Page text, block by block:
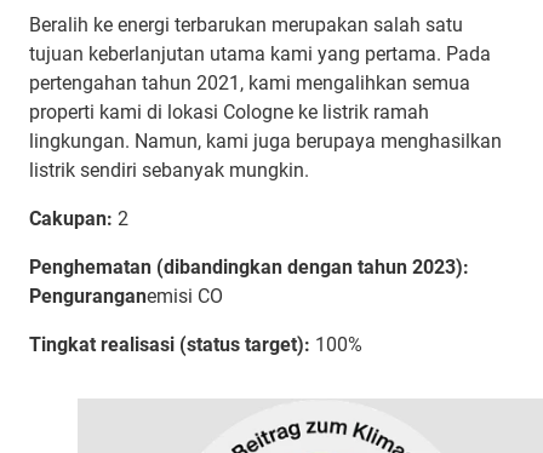
Beralih ke energi terbarukan merupakan salah satu
tujuan keberlanjutan utama kami yang pertama. Pada
pertengahan tahun 2021, kami mengalihkan semua
properti kami di lokasi Cologne ke listrik ramah
lingkungan. Namun, kami juga berupaya menghasilkan
listrik sendiri sebanyak mungkin.
Cakupan: 2
Penghematan (dibandingkan dengan tahun 2023):
Penguranganemisi CO
Tingkat realisasi (status target): 100%